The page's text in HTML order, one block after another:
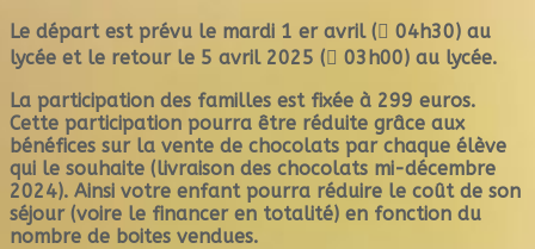
Le départ est prévu le mardi 1 er avril ( 04h30) au
lycée et le retour le 5 avril 2025 ( 03h00) au lycée.
La participation des familles est fixée à 299 euros.
Cette participation pourra être réduite grâce aux
bénéfices sur la vente de chocolats par chaque élève
qui le souhaite (livraison des chocolats mi-décembre
2024). Ainsi votre enfant pourra réduire le coût de son
séjour (voire le financer en totalité) en fonction du
nombre de boites vendues.